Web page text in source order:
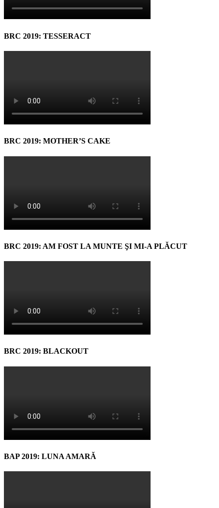
BRC 2019: TESSERACT
BRC 2019: MOTHER’S CAKE
BRC 2019: AM FOST LA MUNTE ŞI MI-A PLĂCUT
BRC 2019: BLACKOUT
BAP 2019: LUNA AMARĂ